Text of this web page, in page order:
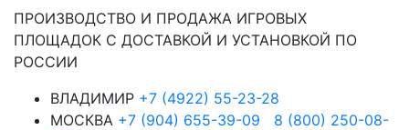
ПРОИЗВОДСТВО И ПРОДАЖА ИГРОВЫХ
ПЛОЩАДОК С ДОСТАВКОЙ И УСТАНОВКОЙ ПО
РОССИИ
ВЛАДИМИР +7 (4922) 55-23-28
МОСКВА +7 (904) 655-39-09
8 (800) 250-08-